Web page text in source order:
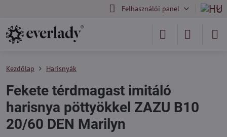
Felhasználói panel
Kezdőlap Harisnyák
Fekete térdmagast imitáló
harisnya pöttyökkel ZAZU B10
20/60 DEN Marilyn